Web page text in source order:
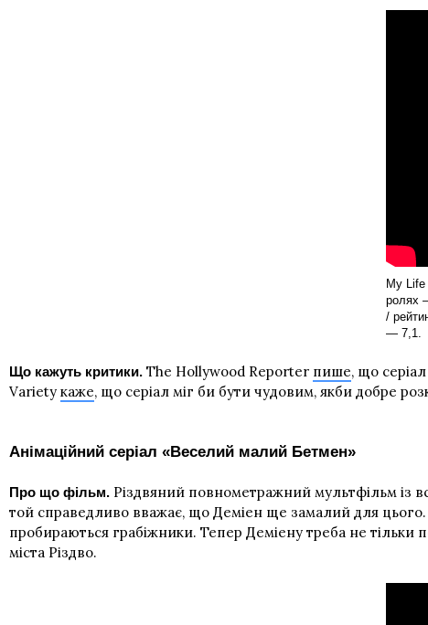
My
ролях
/
— 7,1.
Що кажуть критики. The Hollywood Reporter пише, що
Variety каже, що серіал міг би бути чудовим, якби добре
Анімаційний серіал «Веселий малий Бетмен»
Про що фільм. Різдвяний повнометражний мультфільм із
той справедливо вважає, що Деміен ще замалий для цього.
пробираються грабіжники. Тепер Деміену треба не тільки
міста Різдво.